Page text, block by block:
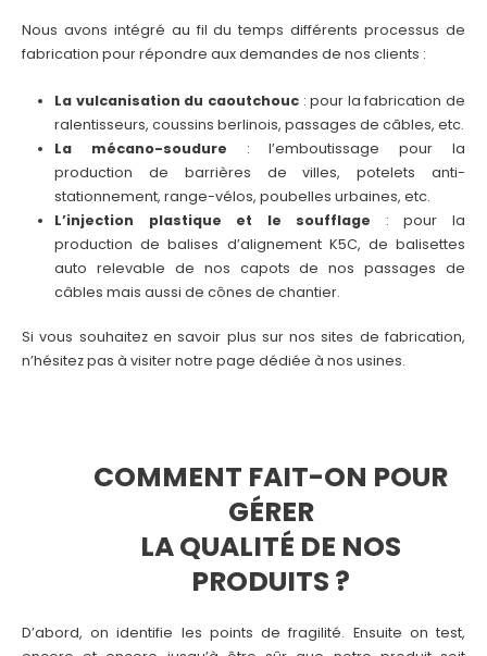
Nous avons intégré au fil du temps différents processus de
fabrication pour répondre aux demandes de nos clients :
La vulcanisation du caoutchouc: pour la fabrication de
ralentisseurs, coussins berlinois, passages de câbles, etc.
La mécano-soudure : l’emboutissage pour la
production de barrières de villes, potelets anti-
stationnement, range-vélos, poubelles urbaines, etc.
L’injection plastique et le soufflage : pour la
production de balises d’alignement K5C, de balisettes
auto relevable de nos capots de nos passages de
câbles mais aussi de cônes de chantier.
Si vous souhaitez en savoir plus sur nos sites de fabrication,
n’hésitez pas à visiter notre page dédiée à nos usines.
COMMENT FAIT-ON POUR
GÉRER
LA QUALITÉ DE NOS
PRODUITS ?
D’abord, on identifie les points de fragilité. Ensuite on test,